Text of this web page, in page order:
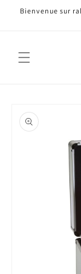
passer
Bienvenue sur
informations
produits